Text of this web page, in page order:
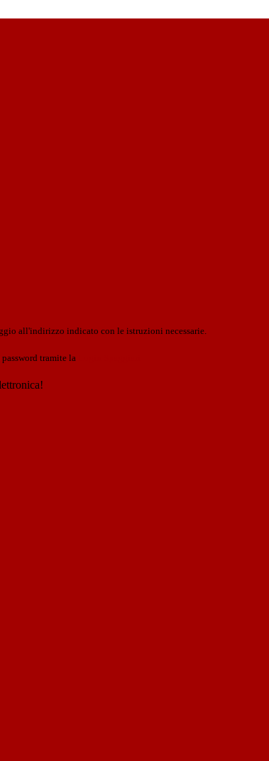
all'indirizzo indicato con le istruzioni necessarie.
tramite la